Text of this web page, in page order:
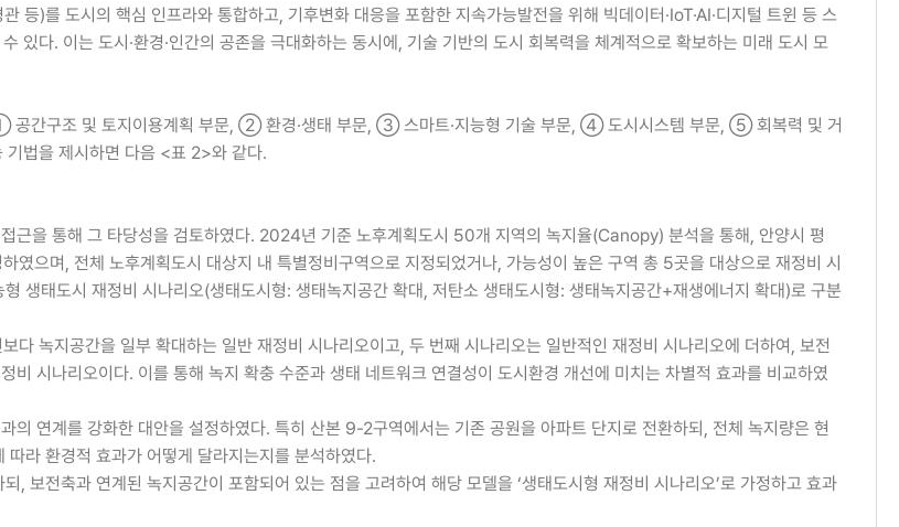
등)를 도시의 핵심 인프라와 통합하고, 기후변화 대응을 포함한 지속가능발전을 위해 빅데이터·IoT·AI·디지털 트윈 등 스
있다. 이는 도시·환경·인간의 공존을 극대화하는 동시에, 기술 기반의 도시 회복력을 체계적으로 확보하는 미래 도시 모
공간구조 및 토지이용계획 부문, ② 환경·생태 부문, ③ 스마트·지능형 기술 부문, ④ 도시시스템 부문, ⑤ 회복력 및 거
기법을 제시하면 다음 <표 2>와 같다.
근을 통해 그 타당성을 검토하였다. 2024년 기준 노후계획도시 50개 지역의 녹지율(Canopy) 분석을 통해, 안양시 평
였으며, 전체 노후계획도시 대상지 내 특별정비구역으로 지정되었거나, 가능성이 높은 구역 총 5곳을 대상으로 재정비 시
생태도시 재정비 시나리오(생태도시형: 생태녹지공간 확대, 저탄소 생태도시형: 생태녹지공간+재생에너지 확대)로 구분
다 녹지공간을 일부 확대하는 일반 재정비 시나리오이고, 두 번째 시나리오는 일반적인 재정비 시나리오에 더하여, 보전
시나리오이다. 이를 통해 녹지 확충 수준과 생태 네트워크 연결성이 도시환경 개선에 미치는 차별적 효과를 비교하였
의 연계를 강화한 대안을 설정하였다. 특히 산본 9-2구역에서는 기존 공원을 아파트 단지로 전환하되, 전체 녹지량은 현
라 환경적 효과가 어떻게 달라지는지를 분석하였다.
, 보전축과 연계된 녹지공간이 포함되어 있는 점을 고려하여 해당 모델을 ‘생태도시형 재정비 시나리오’로 가정하고 효과